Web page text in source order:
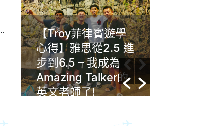
【Troy菲律賓遊學
心得】雅思從2.5 進
步到6.5 – 我成為
Amazing Talker的
英文老師了!